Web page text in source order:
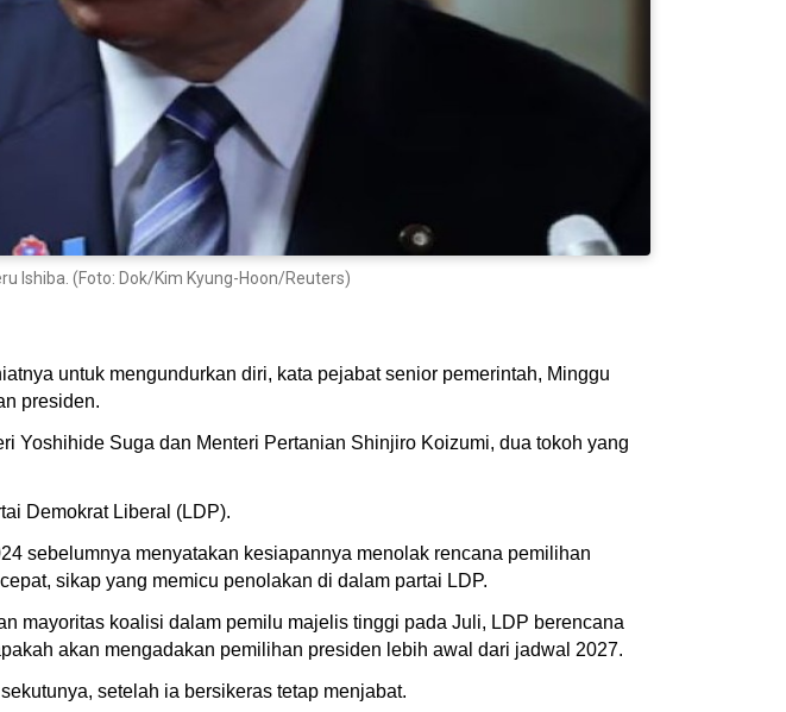
Ishiba. (Foto: Dok/Kim Kyung-Hoon/Reuters)
untuk mengundurkan diri, kata pejabat senior pemerintah, Minggu
presiden.
Yoshihide Suga dan Menteri Pertanian Shinjiro Koizumi, dua tokoh yang
Demokrat Liberal (LDP).
sebelumnya menyatakan kesiapannya menolak rencana pemilihan
sikap yang memicu penolakan di dalam partai LDP.
mayoritas koalisi dalam pemilu majelis tinggi pada Juli, LDP berencana
akan mengadakan pemilihan presiden lebih awal dari jadwal 2027.
setelah ia bersikeras tetap menjabat.